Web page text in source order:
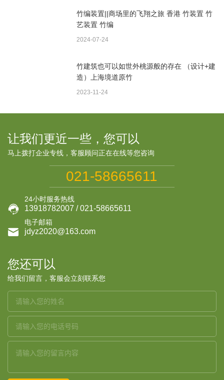
竹编装置||商场里的飞翔之旅 香港 竹装置 竹
艺装置 竹编
2024-07-24
竹建筑也可以如世外桃源般的存在 （设计+建
造）上海境道原竹
2023-11-24
让我们更近一些，您可以
马上拨打企业专线，客服顾问正在在线等您咨询
021-58665611

24小时服务热线
13918782007 / 021-58665611

电子邮箱
jdyz2020@163.com
您还可以
给我们留言，客服会立刻联系您